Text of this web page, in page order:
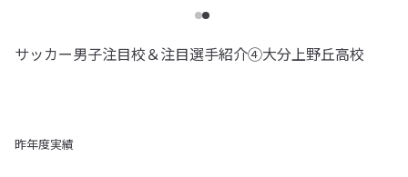
サッカー男子注目校＆注目選手紹介④大分上野丘高校
昨年度実績